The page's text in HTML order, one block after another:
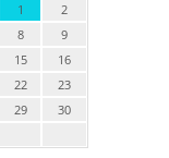
1
2
8
9
15
16
22
23
29
30